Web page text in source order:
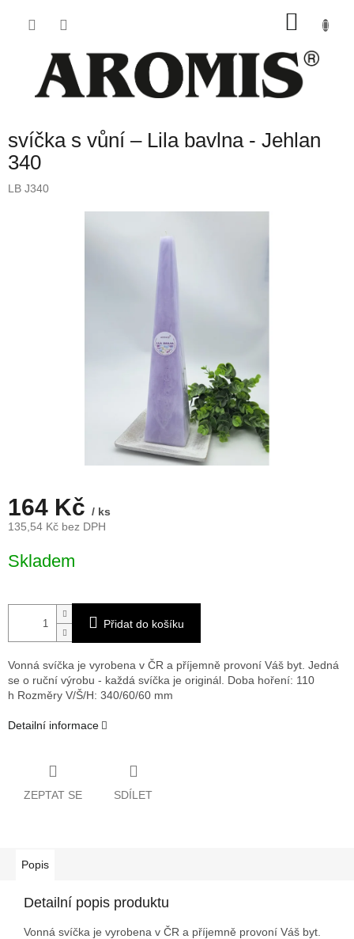
svíčka s vůní – Lila bavlna - Jehlan
340
LB J340
164 Kč / ks
135,54 Kč bez DPH
cena:
Skladem
Přidat do košíku
Vonná svíčka je vyrobena v ČR a příjemně provoní Váš byt. Jedná
se o ruční výrobu - každá svíčka je originál. Doba hoření: 110
h Rozměry V/Š/H: 340/60/60 mm
Detailní informace
ZEPTAT SE SDÍLET
Popis
Detailní popis produktu
Vonná svíčka je vyrobena v ČR a příjemně provoní Váš byt.